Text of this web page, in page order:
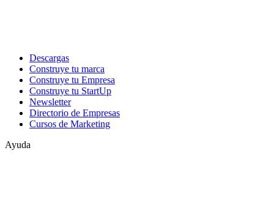
Descargas
Construye tu marca
Construye tu Empresa
Construye tu StartUp
Newsletter
Directorio de Empresas
Cursos de Marketing
Ayuda